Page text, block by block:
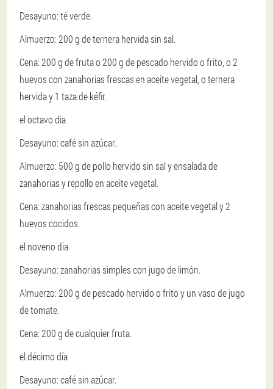
Desayuno: té verde.
Almuerzo: 200 g de ternera hervida sin sal.
Cena: 200 g de fruta o 200 g de pescado hervido o frito, o 2
huevos con zanahorias frescas en aceite vegetal, o ternera
hervida y 1 taza de kéfir.
el octavo dia
Desayuno: café sin azúcar.
Almuerzo: 500 g de pollo hervido sin sal y ensalada de
zanahorias y repollo en aceite vegetal.
Cena: zanahorias frescas pequeñas con aceite vegetal y 2
huevos cocidos.
el noveno dia
Desayuno: zanahorias simples con jugo de limón.
Almuerzo: 200 g de pescado hervido o frito y un vaso de jugo
de tomate.
Cena: 200 g de cualquier fruta.
el décimo día
Desayuno: café sin azúcar.